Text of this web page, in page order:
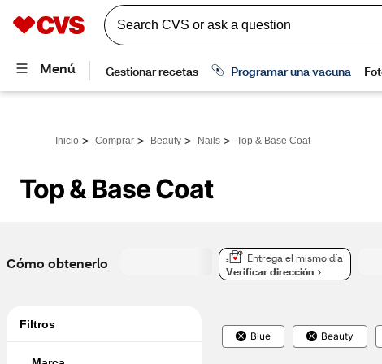
Inicio > Comprar > Beauty > Nails > Top & Base Coat
Top & Base Coat
Cómo obtenerlo
Entrega el mismo día
Verificar dirección
Filtros
Blue Beauty